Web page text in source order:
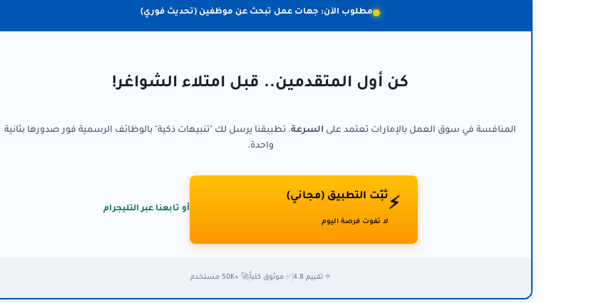
مطلوب الآن: جهات عمل تبحث عن موظفين (تحديث فوري)
كن أول المتقدمين.. قبل امتلاء الشواغر!
المنافسة في سوق العمل بالإمارات تعتمد على السرعة. تطبيقنا يرسل لك "تنبيهات ذكية" بالوظائف الرسمية فور صدورها بثانية
واحدة.
⚡
ثبّت التطبيق (مجاني)
لا تفوت فرصة اليوم
أو تابعنا عبر التليجرام
⭐ تقييم 4.8 ✅ موثوق كلياً 🚀 +50K مستخدم